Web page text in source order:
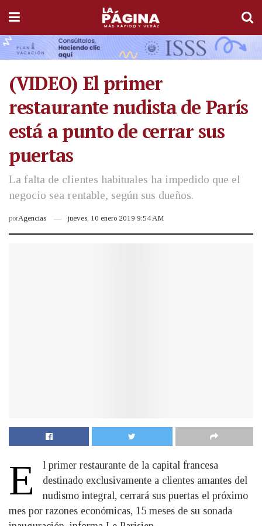
(VIDEO) El primer
restaurante nudista de París
está a punto de cerrar sus
puertas
La falta de clientes habituales ha impedido que el
negocio sea rentable, según sus dueños.
porAgencias jueves, 10 enero 2019 9:54 AM
E
l primer restaurante de la capital francesa
destinado exclusivamente a clientes amantes del
nudismo integral, cerrará sus puertas el próximo
mes por razones económicas, 15 meses de su sonada